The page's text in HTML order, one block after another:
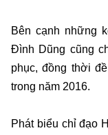
Bên cạnh những
Đình Dũng cũng
phục, đồng thời
trong năm 2016.
Phát biểu chỉ đạo